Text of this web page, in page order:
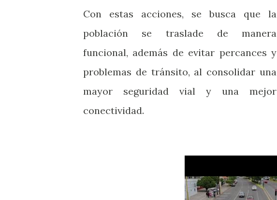
Con estas acciones, se busca que la
población se traslade de manera
funcional, además de evitar percances y
problemas de tránsito, al consolidar una
mayor seguridad vial y una mejor
conectividad.